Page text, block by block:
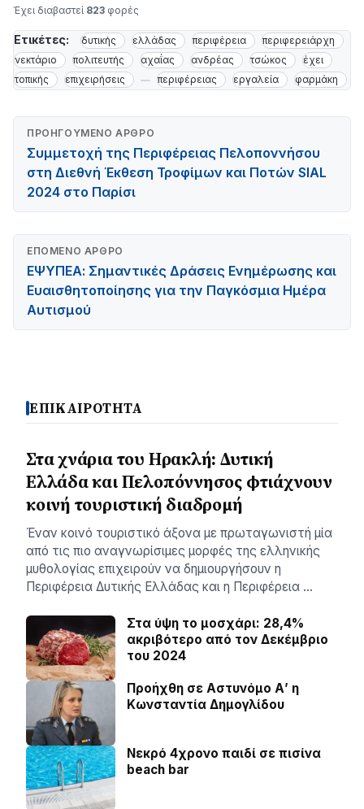
Έχει διαβαστεί 823 φορές
Ετικέτες: δυτικής ελλάδας περιφέρεια
περιφερειάρχη
νεκτάριο
πολιτευτής αχαΐας ανδρέας τσώκος
έχει
τοπικής
επιχειρήσεις περιφέρειας εργαλεία φαρμάκη
ΠΡΟΗΓΟΎΜΕΝΟ ΆΡΘΡΟ
Συμμετοχή της Περιφέρειας Πελοποννήσου
στη Διεθνή Έκθεση Τροφίμων και Ποτών SIAL
2024 στο Παρίσι
ΕΠΌΜΕΝΟ ΆΡΘΡΟ
ΕΨΥΠΕΑ: Σημαντικές Δράσεις Ενημέρωσης και
Ευαισθητοποίησης για την Παγκόσμια Ημέρα
Αυτισμού
ΕΠΙΚΑΙΡΟΤΗΤΑ
Στα χνάρια του Ηρακλή: Δυτική
Ελλάδα και Πελοπόννησος φτιάχνουν
κοινή τουριστική διαδρομή
Έναν κοινό τουριστικό άξονα με πρωταγωνιστή μία
από τις πιο αναγνωρίσιμες μορφές της ελληνικής
μυθολογίας επιχειρούν να δημιουργήσουν η
Περιφέρεια Δυτικής Ελλάδας και η Περιφέρεια …
Στα ύψη το μοσχάρι: 28,4%
ακριβότερο από τον Δεκέμβριο
του 2024
Προήχθη σε Αστυνόμο Α’ η
Κωνσταντία Δημογλίδου
Νεκρό 4χρονο παιδί σε πισίνα
beach bar